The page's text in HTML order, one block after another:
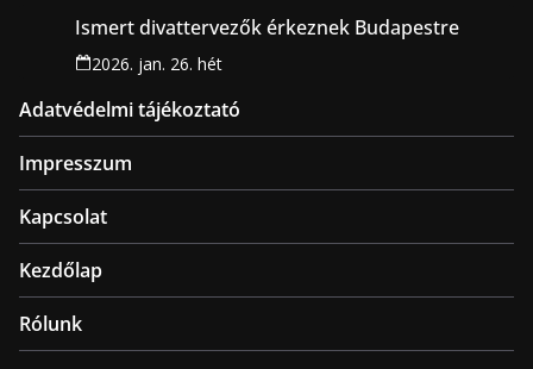
Ismert divattervezők érkeznek Budapestre
2026. jan. 26. hét
Adatvédelmi tájékoztató
Impresszum
Kapcsolat
Kezdőlap
Rólunk